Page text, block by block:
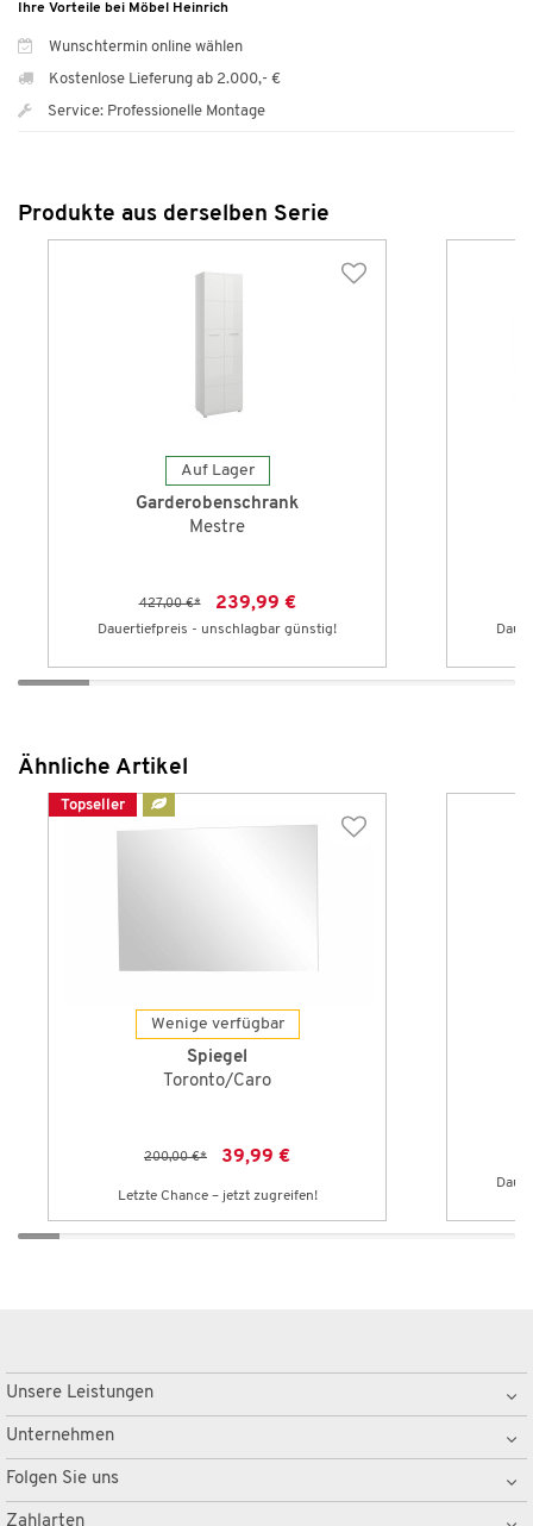
Ihre Vorteile bei Möbel Heinrich
Wunschtermin online wählen
Kostenlose Lieferung ab 2.000,- €
Service: Professionelle Montage
Produkte aus derselben Serie
Auf Lager
Garderobenschrank
Mestre
427,00 €* 239,99 €
Dauertiefpreis - unschlagbar günstig!
Ähnliche Artikel
Topseller
Wenige verfügbar
Spiegel
Toronto/Caro
200,00 €* 39,99 €
Letzte Chance – jetzt zugreifen!
Unsere Leistungen
Unternehmen
Folgen Sie uns
Zahlarten